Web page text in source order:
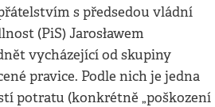
s předsedou vládní
(PiS) Jarosławem
vycházející od skupiny
pravice. Podle nich je jedna
potratu (konkrétně „poškození